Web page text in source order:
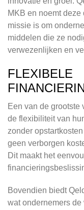
MKB en noemt
missie is om
middelen die ze
verwezenlijken en
FLEXIBELE
Een van de grootste
de flexibiliteit van
zonder
geen verborgen
Dit maakt het
Bovendien biedt
wat ondernemers